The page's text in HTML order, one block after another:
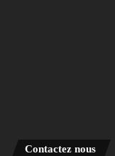
Contactez nous